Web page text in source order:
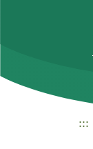
:::